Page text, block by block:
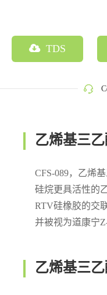
TDS
乙烯基三
CFS-089，乙烯
硅烷更具活性的
RTV硅橡胶的交
并被视为道康宁
乙烯基三